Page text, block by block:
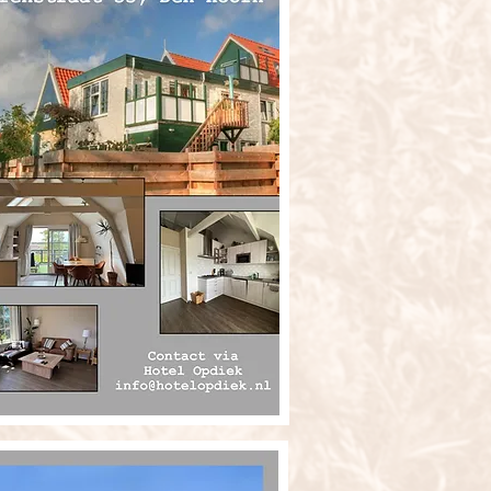
den-hoorn.com
www.texelyurts.nl